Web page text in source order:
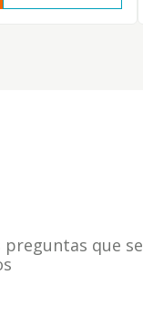
preguntas que se